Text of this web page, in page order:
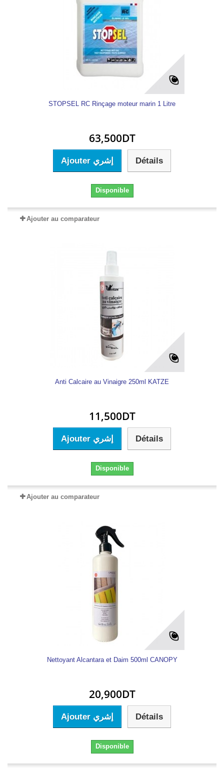
STOPSEL RC Rinçage moteur marin 1 Litre
63,500DT
Ajouter إشري Détails
Disponible
Ajouter au comparateur
Anti Calcaire au Vinaigre 250ml KATZE
11,500DT
Ajouter إشري Détails
Disponible
Ajouter au comparateur
Nettoyant Alcantara et Daim 500ml CANOPY
20,900DT
Ajouter إشري Détails
Disponible